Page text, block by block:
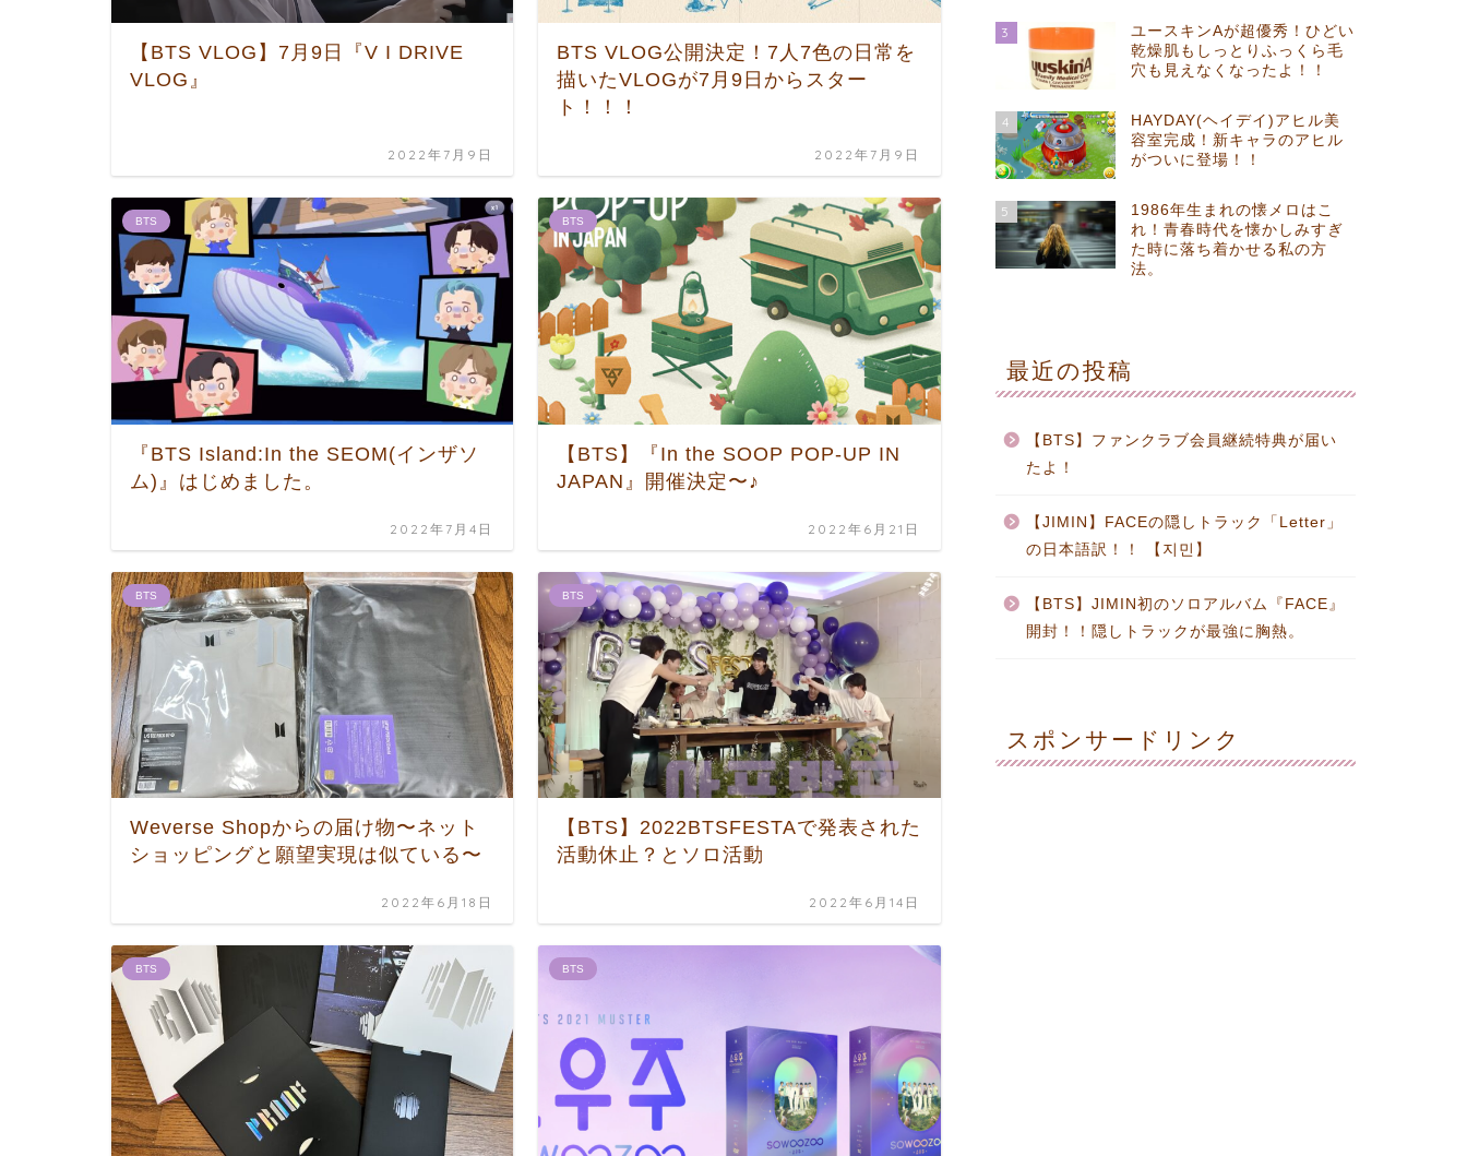
【BTS VLOG】7月9日『V I DRIVE
VLOG』
2022年7月9日
BTS VLOG公開決定！7人7色の日常を
描いたVLOGが7月9日からスター
ト！！！
2022年7月9日
BTS
『BTS Island:In the SEOM(インザソ
ム)』はじめました。
2022年7月4日
BTS
【BTS】『In the SOOP POP-UP IN
JAPAN』開催決定〜♪
2022年6月21日
BTS
Weverse Shopからの届け物〜ネット
ショッピングと願望実現は似ている〜
2022年6月18日
BTS
【BTS】2022BTSFESTAで発表された
活動休止？とソロ活動
2022年6月14日
BTS BTS
3
ユースキンAが超優秀！ひどい
乾燥肌もしっとりふっくら毛
穴も見えなくなったよ！！
4
HAYDAY(ヘイデイ)アヒル美
容室完成！新キャラのアヒル
がついに登場！！
5
1986年生まれの懐メロはこ
れ！青春時代を懐かしみすぎ
た時に落ち着かせる私の方
法。
最近の投稿
【BTS】ファンクラブ会員継続特典が届い
たよ！
【JIMIN】FACEの隠しトラック「Letter」
の日本語訳！！ 【지민】
【BTS】JIMIN初のソロアルバム『FACE』
開封！！隠しトラックが最強に胸熱。
スポンサードリンク